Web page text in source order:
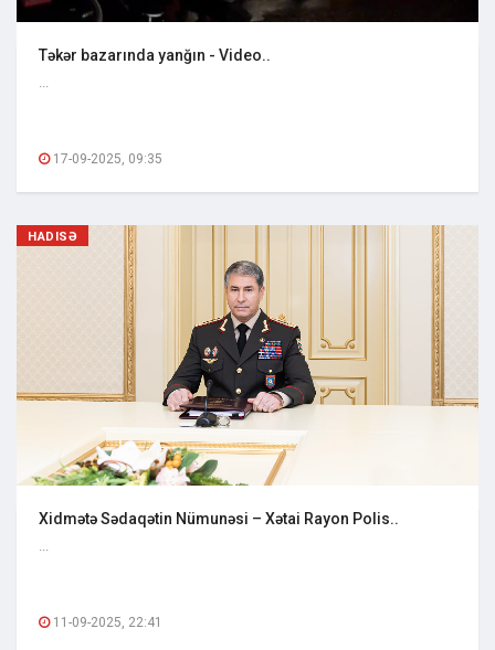
Təkər bazarında yanğın - Video..
...
17-09-2025, 09:35
HADISƏ
Xidmətə Sədaqətin Nümunəsi – Xətai Rayon Polis..
11-09-2025, 22:41